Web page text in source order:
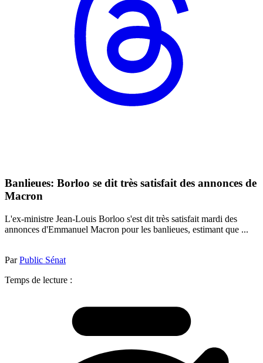
Banlieues: Borloo se dit très satisfait des annonces de
Macron
L'ex-ministre Jean-Louis Borloo s'est dit très satisfait mardi des
annonces d'Emmanuel Macron pour les banlieues, estimant que ...
ParPublic Sénat
Temps de lecture :